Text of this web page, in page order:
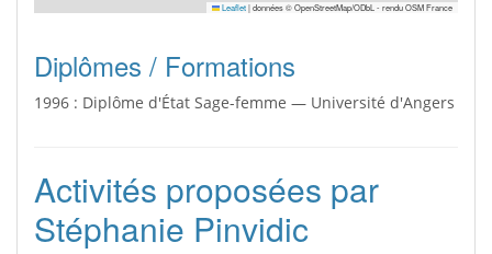
Leaflet|données © OpenStreetMap/ODbL - rendu OSM France
Diplômes / Formations
1996 : Diplôme d'État Sage-femme — Université d'Angers
Activités proposées par
Stéphanie Pinvidic